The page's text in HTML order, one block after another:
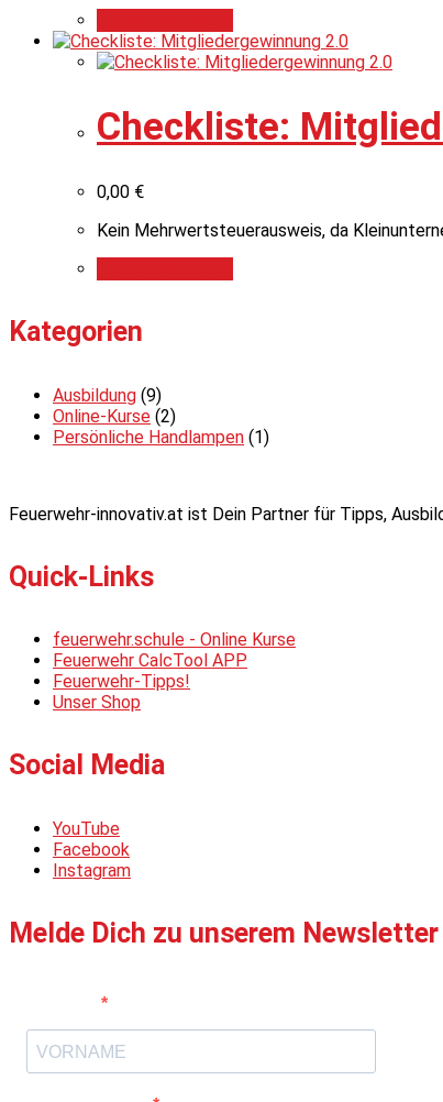
Checkliste:
0,00 €
Kein Mehrwertsteuerausweis, da
Kategorien
Ausbildung (9)
Online-Kurse (2)
Persönliche Handlampen (1)
Feuerwehr-innovativ.at ist Dein Partner für Tipps,
Quick-Links
feuerwehr.schule - Online Kurse
Feuerwehr CalcTool APP
Feuerwehr-Tipps!
Unser Shop
Social Media
YouTube
Facebook
Instagram
Melde Dich zu unserem Newsletter